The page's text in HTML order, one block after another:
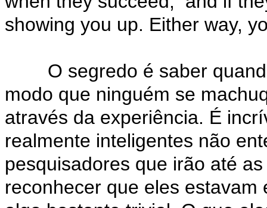
showing you up. Either way,
O segredo é saber
modo que ninguém se
através da experiência. É
realmente inteligentes não
pesquisadores que irão até
reconhecer que eles